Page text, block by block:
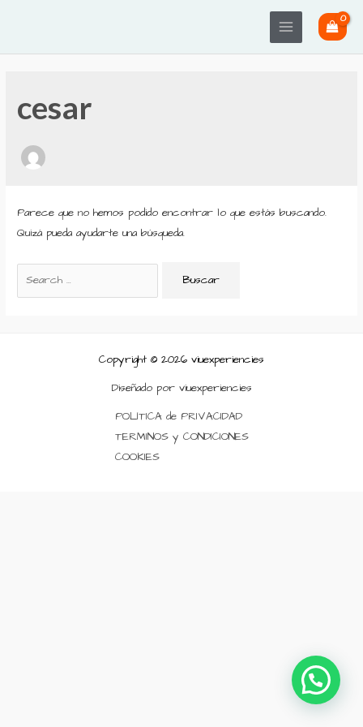
Main
Menu
cesar
Parece que no hemos podido encontrar lo que estás buscando.
Quizá pueda ayudarte una búsqueda.
por:
Copyright © 2026 viuexperiencies
Diseñado por viuexperiencies
POLÍTICA de PRIVACIDAD
TERMINOS y CONDICIONES
COOKIES